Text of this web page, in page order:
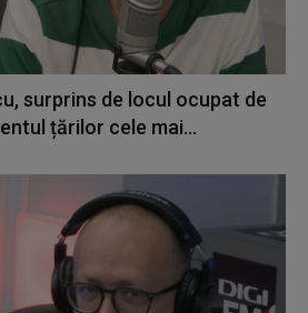
surprins de locul ocupat de
țărilor cele mai...